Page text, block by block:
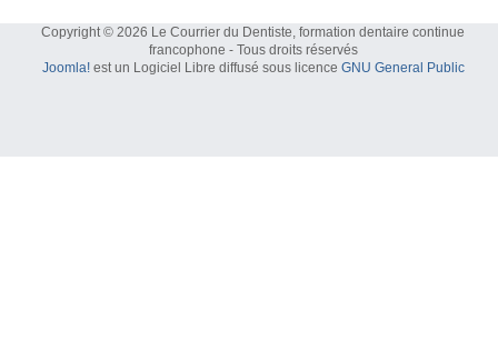
Copyright © 2026 Le Courrier du Dentiste, formation dentaire continue
francophone - Tous droits réservés
Joomla!est un Logiciel Libre diffusé sous licence GNU General Public